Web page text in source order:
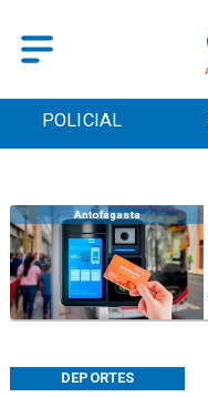
POLICIAL
DEPORTES
Antofagasta